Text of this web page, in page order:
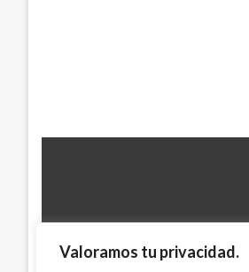
Valoramos tu privacidad.